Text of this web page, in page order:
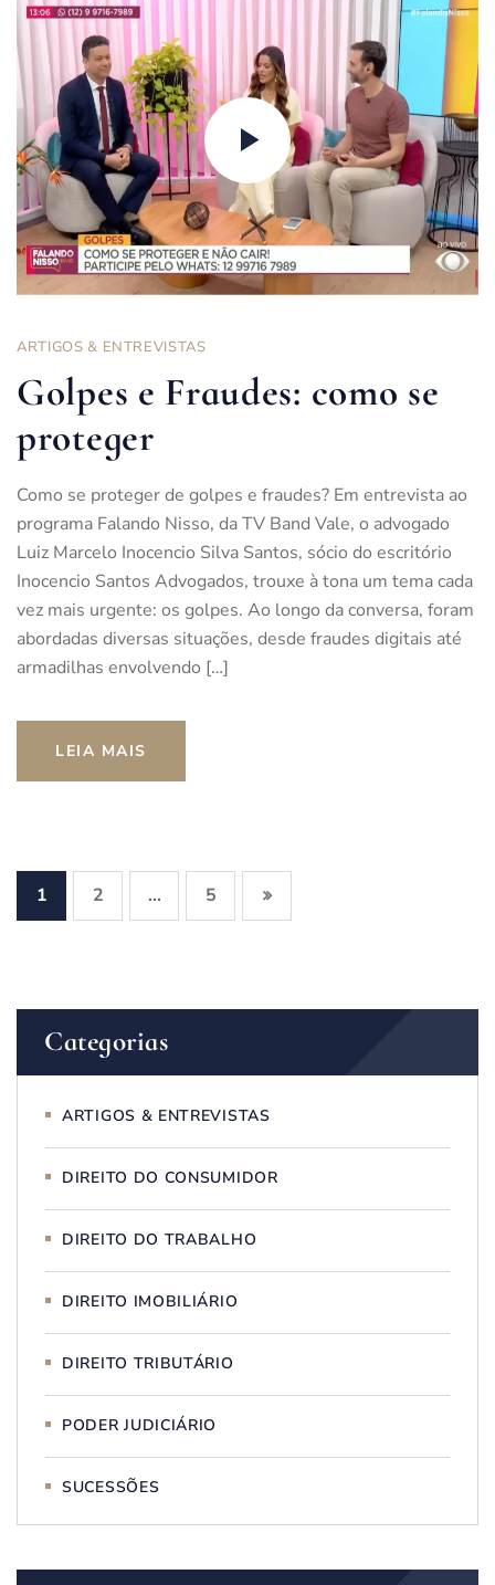
ARTIGOS & ENTREVISTAS
Golpes e Fraudes: como se
proteger
Como se proteger de golpes e fraudes? Em entrevista ao
programa Falando Nisso, da TV Band Vale, o advogado
Luiz Marcelo Inocencio Silva Santos, sócio do escritório
Inocencio Santos Advogados, trouxe à tona um tema cada
vez mais urgente: os golpes. Ao longo da conversa, foram
abordadas diversas situações, desde fraudes digitais até
armadilhas envolvendo […]
LEIA MAIS
1 2 … 5
Categorias
ARTIGOS & ENTREVISTAS
DIREITO DO CONSUMIDOR
DIREITO DO TRABALHO
DIREITO IMOBILIÁRIO
DIREITO TRIBUTÁRIO
PODER JUDICIÁRIO
SUCESSÕES